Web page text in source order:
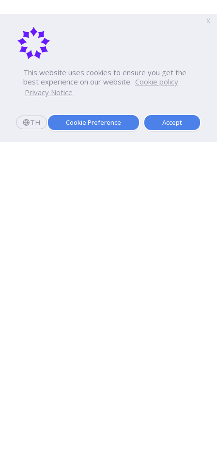
This website uses cookies to ensure you get the
best experience on our website. Cookie policy
Privacy Notice
TH Cookie Preference Accept
X